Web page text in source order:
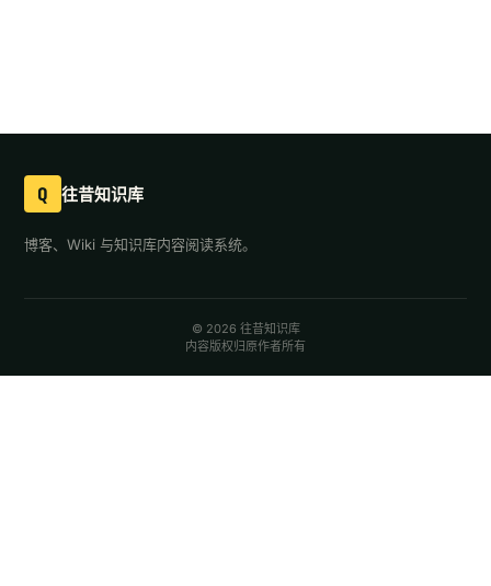
Q 往昔知识库
博客、Wiki 与知识库内容阅读系统。
© 2026 往昔知识库
内容版权归原作者所有